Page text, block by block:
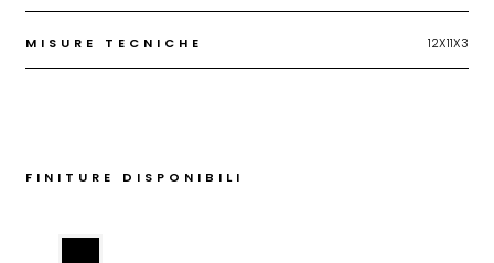
MISURE TECNICHE 12X11X3
FINITURE DISPONIBILI